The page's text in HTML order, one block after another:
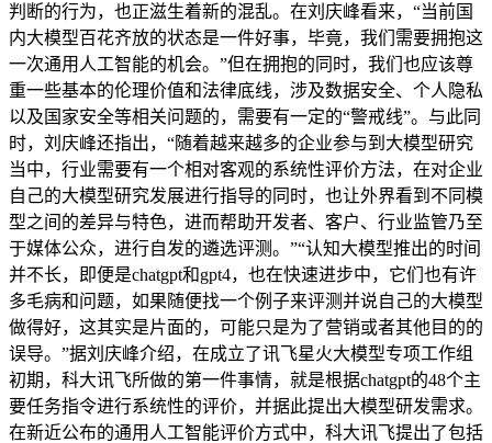
判断的行为，也正滋生着新的混乱。在刘庆峰看来，“当前国
内大模型百花齐放的状态是一件好事，毕竟，我们需要拥抱这
一次通用人工智能的机会。”但在拥抱的同时，我们也应该尊
重一些基本的伦理价值和法律底线，涉及数据安全、个人隐私
以及国家安全等相关问题的，需要有一定的“警戒线”。与此同
时，刘庆峰还指出，“随着越来越多的企业参与到大模型研究
当中，行业需要有一个相对客观的系统性评价方法，在对企业
自己的大模型研究发展进行指导的同时，也让外界看到不同模
型之间的差异与特色，进而帮助开发者、客户、行业监管乃至
于媒体公众，进行自发的遴选评测。”“认知大模型推出的时间
并不长，即便是chatgpt和gpt4，也在快速进步中，它们也有许
多毛病和问题，如果随便找一个例子来评测并说自己的大模型
做得好，这其实是片面的，可能只是为了营销或者其他目的的
误导。”据刘庆峰介绍，在成立了讯飞星火大模型专项工作组
初期，科大讯飞所做的第一件事情，就是根据chatgpt的48个主
要任务指令进行系统性的评价，并据此提出大模型研发需求。
在新近公布的通用人工智能评价方式中，科大讯飞提出了包括